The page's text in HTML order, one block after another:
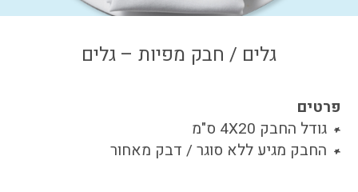
גלים / חבק מפיות – גלים
פרטים
גודל החבק 4X20 ס"מ
החבק מגיע ללא סוגר / דבק מאחור